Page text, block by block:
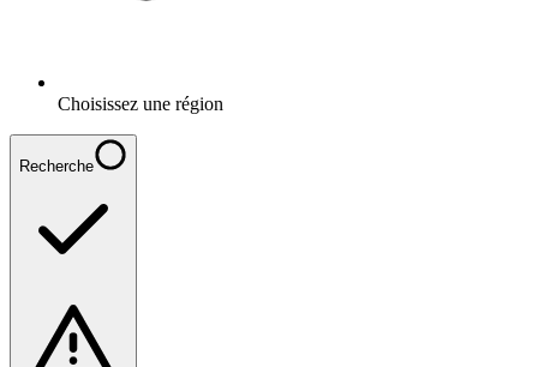
Choisissez une région
Recherche